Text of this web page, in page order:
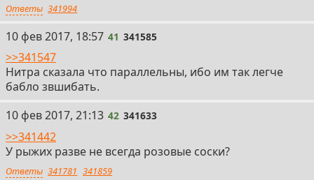
Ответы 341994
41
10 фев 2017, 18:57 41 341585
>>341547
Нитра сказала что параллельны, ибо им так легче
бабло звшибать.
42
10 фев 2017, 21:13 42 341633
>>341442
У рыжих разве не всегда розовые соски?
Ответы 341781 341859